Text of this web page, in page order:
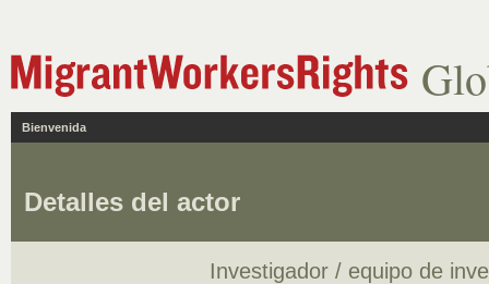
Bienvenida
Detalles del actor
Investigador / equipo de